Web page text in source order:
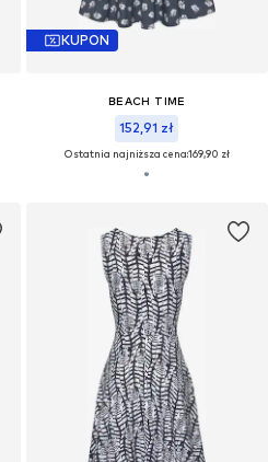
KUPON
BEACH TIME
152,91 zł
Ostatnia najniższa cena:169,90 zł